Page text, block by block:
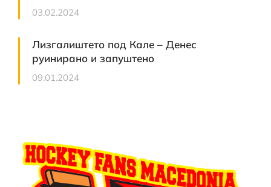
03.02.2024
Лизгалиштето под Кале – Денес
руинирано и запуштено
09.01.2024